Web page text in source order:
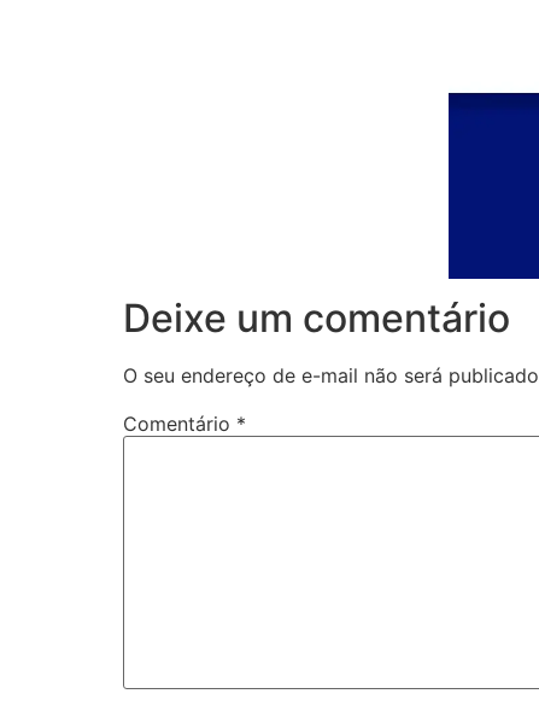
Deixe um comentário
O seu endereço de e-mail não será
Comentário *